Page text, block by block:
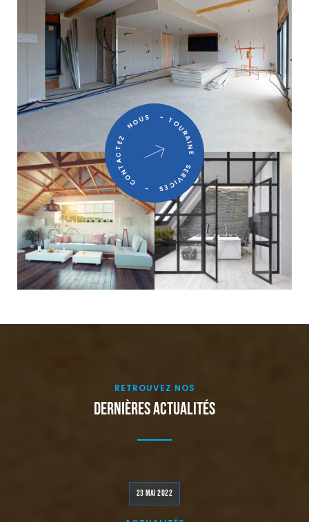
RETROUVEZ NOS
Dernières actualités
23 MAI 2022
TOURAINE SERVICES - CONTACTEZ NOUS -